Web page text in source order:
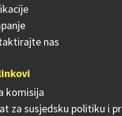
nas
komisija
za susjedsku politiku i